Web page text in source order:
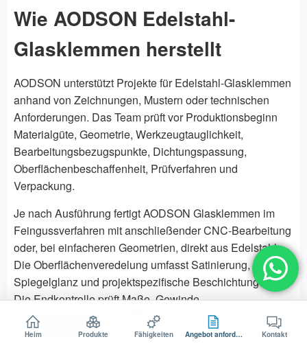
Wie AODSON Edelstahl-
Glasklemmen herstellt
AODSON unterstützt Projekte für Edelstahl-Glasklemmen
anhand von Zeichnungen, Mustern oder technischen
Anforderungen. Das Team prüft vor Produktionsbeginn
Materialgüte, Geometrie, Werkzeugtauglichkeit,
Bearbeitungsbezugspunkte, Dichtungspassung,
Oberflächenbeschaffenheit, Prüfverfahren und
Verpackung.
Je nach Ausführung fertigt AODSON Glasklemmen im
Feingussverfahren mit anschließender CNC-Bearbeitung
oder, bei einfacheren Geometrien, direkt aus Edelstahl.
Die Oberflächenveredelung umfasst Satinierung,
Spiegelglanz und projektspezifische Beschichtungen.
Die Endkontrolle prüft Maße, Gewinde,
Dichtungspassung, Oberflächenqualität und
Exportverpackung.
Heim Produkte Fähigkeiten Angebot anfordern Kontakt